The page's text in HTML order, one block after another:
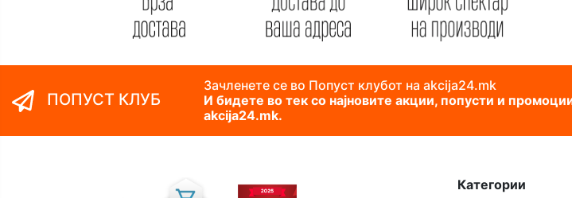
ПОПУСТ КЛУБ
Зачленете се во Попуст клубот на akcija24.mk
И бидете во тек со најновите акции, попусти и
akcija24.mk.
Категории